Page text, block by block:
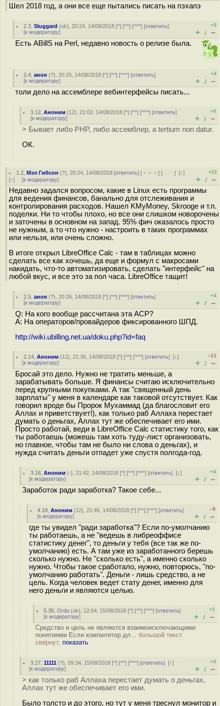
Шел 2018 год, а они все еще пытались писать на пэхапэ
2.3 ,Sluggard (ok), 20:24, 14/08/2018 [^] [^^] [^^^] [ответить]
[к модератору]
+5
+ / –
Есть ABillS на Perl, недавно новость о релизе была.
2.4 ,анон (?), 20:25, 14/08/2018 [^] [^^] [^^^] [ответить]
[к модератору]
+4
+ / –
толи дело на ассемблере вебинтерфейсы писать...
3.12 ,Аноним (12), 21:02, 14/08/2018 [^] [^^] [^^^] [ответить]
[к модератору]
+4
+ / –
> Бывает либо PHP, либо ассемблер, а tertium non datur.
ОК.
1.2 ,Мэл Гибсон (?), 20:24, 14/08/2018 [ответить] [ ﹢﹢﹢] [ · · ·][↓]
[↑] [к модератору]
+22
+ / –
Недавно задался вопросом, какие в Linux есть программы
для ведения финансов, банально для отслеживания и
контролирования расходов. Нашел KMyMoney, Skrooge и т.п.
поделки. Ни то чтобы плохо, но все они слишком новорочены
и заточены в основном на запад. 95% фич оказалось просто
не нужным, а то что нужно - настроить в таких программах
или нельзя, или очень сложно.
В итоге открыл LibreOffice Calc - там в таблицах можно
сделать все как хочешь, да еще и формул с макросами
накидать, что-то автоматизировать, сделать "интерфейс" на
любой вкус, и все это за пол часа. LibreOffice тащит!
2.5 ,анон (?), 20:26, 14/08/2018 [^] [^^] [^^^] [ответить]
[к модератору]
+4
+ / –
Q: На кого вообще рассчитана эта АСР?
A: На операторов/провайдеров фиксированного ШПД.
http://wiki.ubilling.net.ua/doku.php?id=faq
2.14 ,Аноним (12), 21:36, 14/08/2018 [^] [^^] [^^^] [ответить][↓]
[к модератору]
–11
+ / –
Бросай это дело. Нужно не тратить меньше, а
зарабатывать больше. Я финансы считаю исключительно
перед крупными покупками. А так "священный день
зарплаты" у меня в календаре как таковой отсутствует. Как
говорил вроде бы Пророк Мухаммад (да благословит его
Аллах и приветствует!), как только раб Аллаха перестает
думать о деньгах, Аллах тут же обеспечивает его ими.
Просто работай, веди в LibreOffice Calc статистику того, как
ты работаешь (можешь там хоть туду-лист организовать,
но главное, чтобы там не было ни слова о деньгах), и
нужда считать деньги отпадет уже спустя полгода-год.
3.16 ,Аноним (-), 21:42, 14/08/2018 [^] [^^] [^^^] [ответить][↓]
[к модератору]
+4
+ / –
Заработок ради заработка? Такое себе...
4.18 ,Аноним (12), 21:46, 14/08/2018 [^] [^^] [^^^] [ответить]
[к модератору]
–8
+ / –
где ты увидел "ради заработка"? Если по-умолчанию
ты работаешь, а не "ведешь в либреоффисе
статистику денег", то деньги у тебя (все так же по-
умолчанию) есть. А там уже из заработанного берешь
сколько нужно. Не "сколько есть", а именно сколько
нужно. Чтобы такое сработало, нужно, повторюсь, "по-
умолчанию работать". Деньги - лишь средство, а не
цель. Когда человек ведет стату денег, именно для
него деньги и являются целью.
5.35 ,Ordu (ok), 12:04, 15/08/2018 [^] [^^] [^^^] [ответить]
[к модератору]
+1
+ / –
Средство и цель не являются взаимоисключающими
понятиями Если компилятор дл... большой текст
свёрнут, показать
3.27 ,11111 (?), 09:34, 15/08/2018 [^] [^^] [^^^] [ответить][↑]
[к модератору]
+3
+ / –
> как только раб Аллаха перестает думать о деньгах,
Аллах тут же обеспечивает его ими.
Было толсто и до этого, но тут у меня треснул монитор и